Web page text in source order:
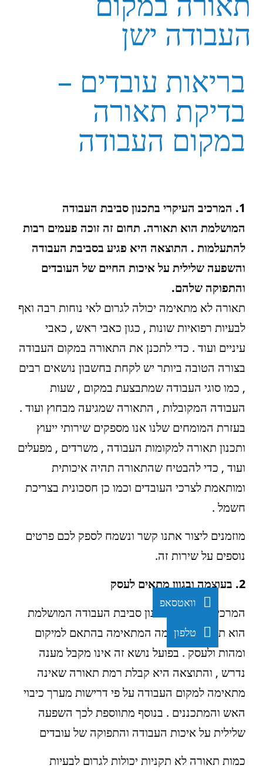
העבודה ישן
בריאות עובדים –
בדיקת תאורה
במקום העבודה
1. המרכיב העיקרי בתכנון סביבת העבודה
המושלמת הוא תאורה. תחום זה זוכה פעמים רבות
להתעלמות . התוצאה היא פגיע בסביבת העבודה
והשפעה שלילית על איכות החיים של העובדים
והתפוקה שלהם.
תאורה לא מתאימה יכולה לגרום לאי נוחות רבה ואף
לבעיות רפואיות שונות , כגון כאבי ראש , כאבי
עיניים ועוד . כדי לתכנן את התאורה במקום העבודה
בצורה הטובה ביותר יש לקחת בחשבון נושאים רבים
, כמו סוגי העבודה שמתבצעת במקום , שעות
העבודה המקובלות , התאורה שמגיעה מבחוץ ועוד .
בעזרת המומחים שלנו אנו מספקים שירותי ייעוץ
ותכנון תאורה למקומות העבודה , משרדים , מפעלים
ועוד , כדי להבטיח שהתאורה תהיה איכותית
ומותאמת לצרכי העובדים וכמו כן חסכונית בצריכת
חשמל .
מוזמנים ליצור אתנו קשר ונשמח לספק לכם פרטים
נוספים על שירות זה.
2. בעוצמה ובגוון מתאים לעסק
המרכיב העיקרי בתכנון סביבת העבודה המושלמת
הוא תאורה בעוצמה המתאימה בהתאם למיקום
ומהות ולעסק . בפועל נושא זה אינו מקבל מענה
נדרש , והתוצאה היא קבלת רמת תאורה שאינה
מתאימה למקום העבודה על פי דרישות מערך כיבוי
האש והמתכננים . בנוסף מתווספת לכך השפעה
שלילית על איכות העבודה והתפוקה של עובדים
כמות תאורה לא תקניות יכולות לגרום לבעיות
וואטסאפ
טלפון